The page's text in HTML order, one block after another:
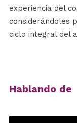
experiencia del
considerándoles
ciclo integral del
Hablando de